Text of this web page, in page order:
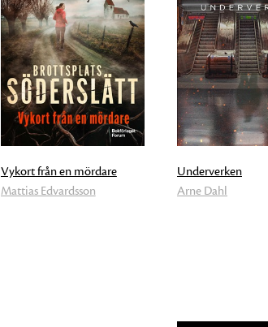
Vykort från en mördare
Mattias Edvardsson
Underverken
Arne Dahl